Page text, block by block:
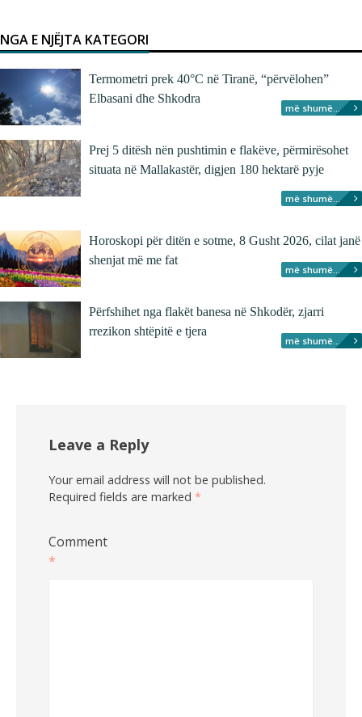
NGA E NJËJTA KATEGORI
Termometri prek 40°C në Tiranë, “përvëlohen”
Elbasani dhe Shkodra
më shumë...
Prej 5 ditësh nën pushtimin e flakëve, përmirësohet
situata në Mallakastër, digjen 180 hektarë pyje
më shumë...
Horoskopi për ditën e sotme, 8 Gusht 2026, cilat janë
shenjat më me fat
më shumë...
Përfshihet nga flakët banesa në Shkodër, zjarri
rrezikon shtëpitë e tjera
më shumë...
Leave a Reply
Your email address will not be published.
Required fields are marked *
Comment
*